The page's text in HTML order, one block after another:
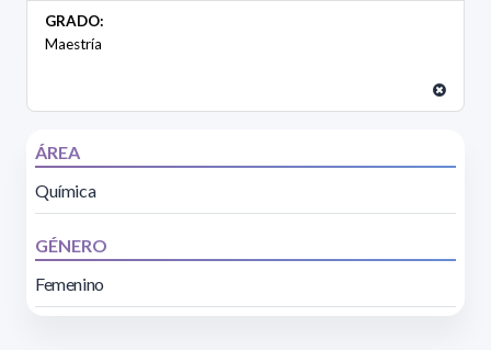
GRADO:
Maestría
ÁREA
Química
GÉNERO
Femenino